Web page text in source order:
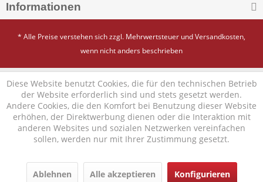
Informationen
* Alle Preise verstehen sich zzgl. Mehrwertsteuer undVersandkosten,
wenn nicht anders beschrieben
Diese Website benutzt Cookies, die für den technischen Betrieb
der Website erforderlich sind und stets gesetzt werden.
Andere Cookies, die den Komfort bei Benutzung dieser Website
erhöhen, der Direktwerbung dienen oder die Interaktion mit
anderen Websites und sozialen Netzwerken vereinfachen
sollen, werden nur mit Ihrer Zustimmung gesetzt.
Ablehnen Alle akzeptieren Konfigurieren